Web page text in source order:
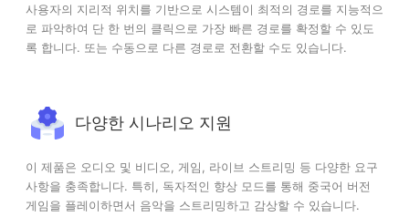
사용자의 지리적 위치를 기반으로 시스템이 최적의 경로를 지능적으
로 파악하여 단 한 번의 클릭으로 가장 빠른 경로를 확정할 수 있도
록 합니다. 또는 수동으로 다른 경로로 전환할 수도 있습니다.
다양한 시나리오 지원
이 제품은 오디오 및 비디오, 게임, 라이브 스트리밍 등 다양한 요구
사항을 충족합니다. 특히, 독자적인 향상 모드를 통해 중국어 버전
게임을 플레이하면서 음악을 스트리밍하고 감상할 수 있습니다.